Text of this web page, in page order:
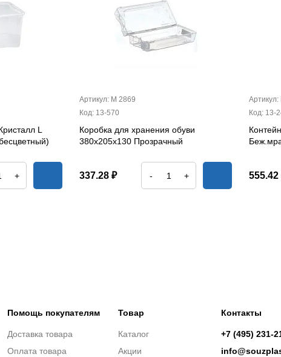
L
+
Артикул: М 2869
Код: 13-570
Коробка для хранения обуви
380х205х130 Прозрачный
337.28 ₽ - +
Код: 13-
555.42
Помощь покупателям
Доставка товара
Оплата товара
Товар
Каталог
Акции
Контакты
+7 (495) 231-